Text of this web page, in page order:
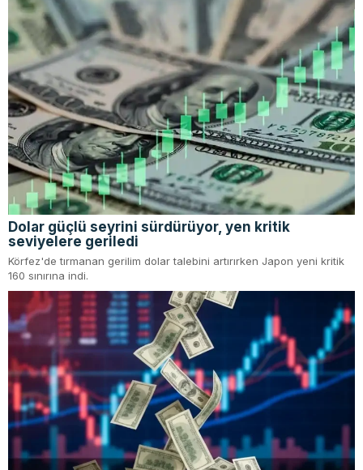
Dolar güçlü seyrini sürdürüyor, yen kritik
seviyelere geriledi
Körfez'de tırmanan gerilim dolar talebini artırırken Japon yeni kritik
160 sınırına indi.